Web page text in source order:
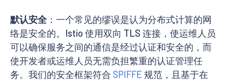
默认安全：一个常见的缪误是认为分布式计算的网
络是安全的。Istio 使用双向 TLS 连接，使运维人员
可以确保服务之间的通信是经过认证和安全的，而
使开发者或运维人员无需负担繁重的认证管理任
务。我们的安全框架符合 SPIFFE 规范，且基于在